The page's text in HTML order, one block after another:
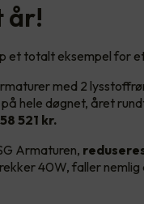
år!
et totalt eksempel for
med 2
hele døgnet, året
521 kr.
Armaturen,
40W, faller